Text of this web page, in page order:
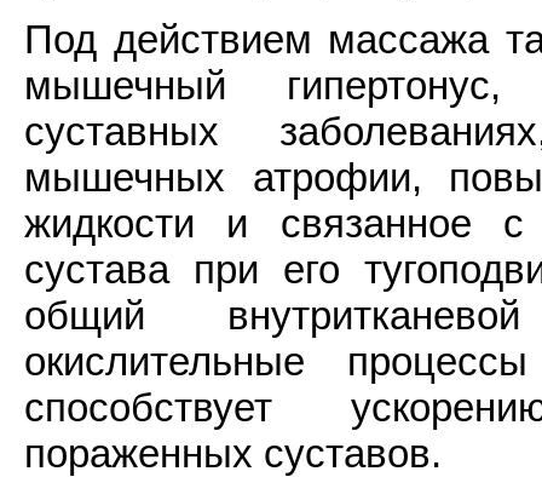
Под действием массажа
мышечный
суставных
мышечных атрофии,
жидкости и связанное с
сустава при его
общий
окислительные
способствует
пораженных суставов.